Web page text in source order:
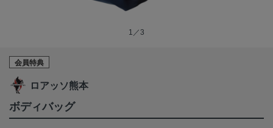
1／3
会員特典
ロアッソ熊本
ボディバッグ